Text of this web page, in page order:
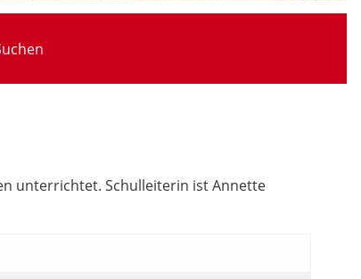
unterrichtet. Schulleiterin ist Annette